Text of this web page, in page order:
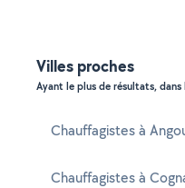
Villes proches
Ayant le plus de résultats,
Chauffagistes à
Chauffagistes à